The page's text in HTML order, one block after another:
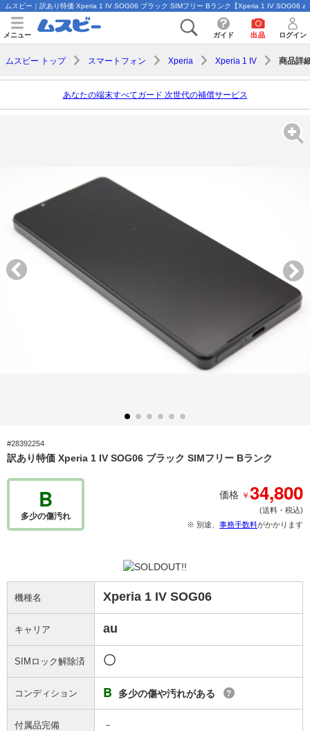
ムスビー｜訳あり特価 Xperia 1 IV SOG06 ブラック SIMフリー Bランク【Xperia 1 IV SOG06
メニュー ガイド 出品 ログイン
ムスビー トップ スマートフォン Xperia Xperia 1 IV 商品詳
あなたの端末すべてガード 次世代の補償サービス
#28392254
訳あり特価 Xperia 1 IV SOG06 ブラック SIMフリー Bランク
B
多少の傷汚れ
価格 ￥34,800
(送料・税込)
※ 別途、 事務手数料がかかります
機種名 Xperia 1 IV SOG06
キャリア au
SIMロック解除済 〇
コンディション B 多少の傷や汚れがある ?
付属品完備 －